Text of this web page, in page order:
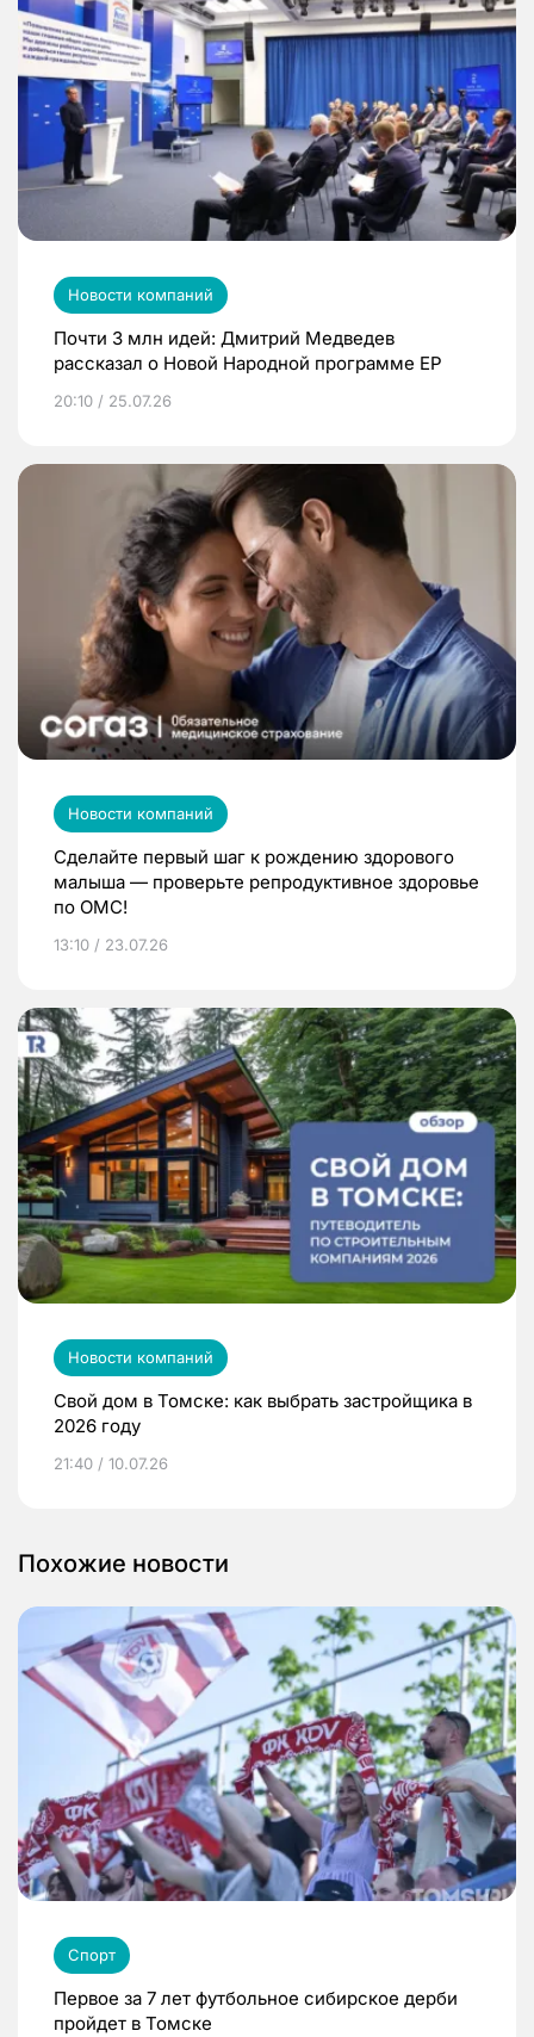
Новости компаний
Почти 3 млн идей: Дмитрий Медведев
рассказал о Новой Народной программе ЕР
20:10 / 25.07.26
Новости компаний
Сделайте первый шаг к рождению здорового
малыша — проверьте репродуктивное здоровье
по ОМС!
13:10 / 23.07.26
Новости компаний
Свой дом в Томске: как выбрать застройщика в
2026 году
21:40 / 10.07.26
Похожие новости
Спорт
Первое за 7 лет футбольное сибирское дерби
пройдет в Томске